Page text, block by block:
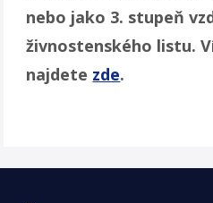
nebo jako 3. stupeň
živnostenského listu.
najdete zde.